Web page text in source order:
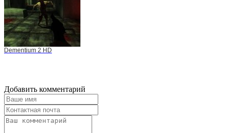
Dementium 2 HD
Добавить комментарий